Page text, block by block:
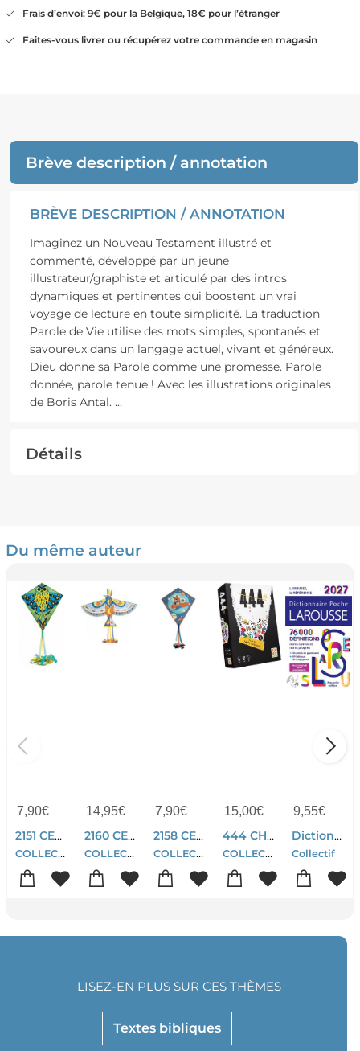
Frais d’envoi: 9€ pour la Belgique, 18€ pour l’étranger
Faites-vous livrer ou récupérez votre commande en magasin
Brève description / annotation
BRÈVE DESCRIPTION / ANNOTATION
Imaginez un Nouveau Testament illustré et
commenté, développé par un jeune
illustrateur/graphiste et articulé par des intros
dynamiques et pertinentes qui boostent un vrai
voyage de lecture en toute simplicité. La traduction
Parole de Vie utilise des mots simples, spontanés et
savoureux dans un langage actuel, vivant et généreux.
Dieu donne sa Parole comme une promesse. Parole
donnée, parole tenue ! Avec les illustrations originales
de Boris Antal. ...
Détails
Du même auteur
7,90€
2151 CERF VOLANT HIBOO
COLLECTIF
14,95€
2160 CERF VOLANT MAXI BIRD
COLLECTIF
7,90€
2158 CERF VOLANT ROCKET
COLLECTIF
15,00€
444 CHOSES A FAIRE OU PAS
COLLECTIF
9,55€
Dictionnaire Larousse Poche (edition 2027)
Collectif
Textes bibliques
LISEZ-EN PLUS SUR CES THÈMES